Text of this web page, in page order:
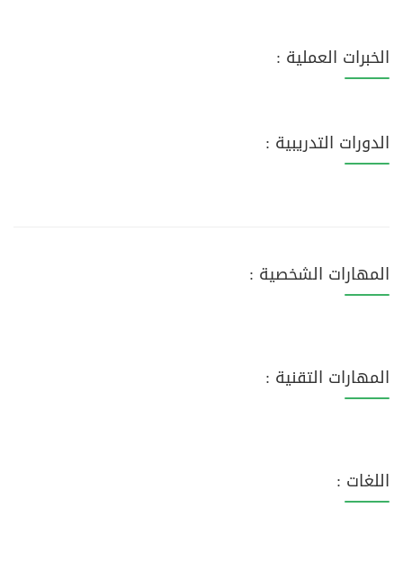
الخبرات العملية :
الدورات التدريبية :
المهارات الشخصية :
المهارات التقنية :
اللغات :